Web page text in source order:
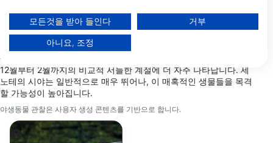
물들을 자주 마주치며 보람찬 경험을 할 수 있습니다.
계절별 하이라이트로는 특히 겨울철 플라야 델 카르멘 인근에서 황
소상어를 볼 수 있는 기회가 있으며, 특정 지역에서는 일 년 내내 녹
색 바다거북을 관찰할 수 있습니다. 독수리가오리 같은 가오리류는
12월부터 2월까지의 비교적 서늘한 계절에 더 자주 나타납니다. 세
노테의 시야는 일반적으로 매우 뛰어나, 이 매혹적인 생물들을 목격
할 가능성이 높아집니다.
야생동물 관찰은 사용자 생성 콘텐츠를 기반으로 합니다.
귀하의 동의와 cookie 정책은 이 웹사이트/앱에만 적용됩니다.
파트너 목록 보기 (1 IAB 벤더)
당사는 귀하의 데이터를 다음 목적으로 사용합니다:
Store and/or access information on a device
Create profiles for personalised advertising
모든것을 받아 들인다 거부
아니요, 조정